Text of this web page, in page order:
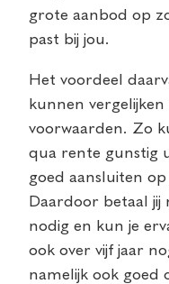
grote aanbod op
past bij jou.
Het voordeel
kunnen
voorwaarden. Zo
qua rente gunstig
goed aansluiten
Daardoor betaal
nodig en kun je
ook over vijf jaar
namelijk ook goed